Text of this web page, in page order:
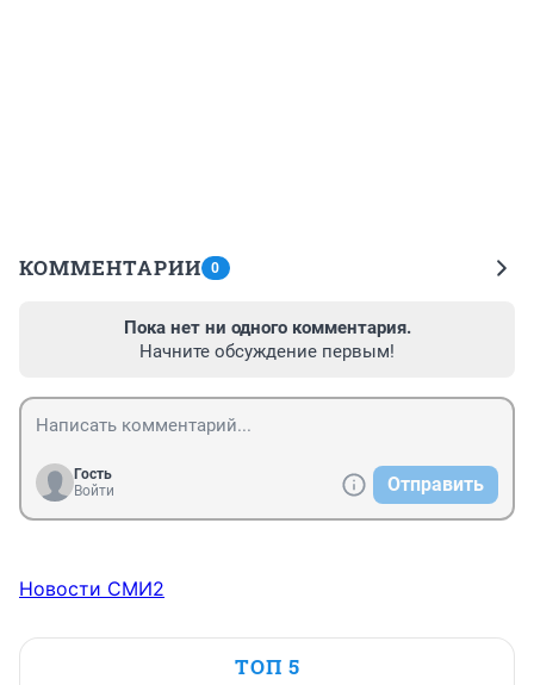
КОММЕНТАРИИ 0
Пока нет ни одного комментария.
Начните обсуждение первым!
Гость
Войти
Отправить
Новости СМИ2
ТОП 5